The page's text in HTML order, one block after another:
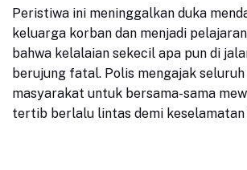
Peristiwa ini meninggalkan duka
keluarga korban dan menjadi
bahwa kelalaian sekecil apa pun di
berujung fatal. Polis mengajak
masyarakat untuk bersama-sama
tertib berlalu lintas demi keselamatan